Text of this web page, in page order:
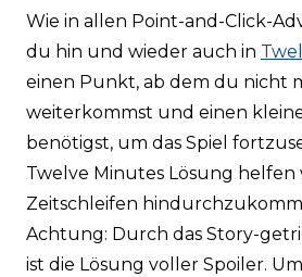
Wie in allen Point-and-Click-
du hin und wieder auch in
einen Punkt, ab dem du nicht
weiterkommst und einen
benötigst, um das Spiel
Twelve Minutes Lösung helfen
Zeitschleifen
Achtung: Durch das Story-
ist die Lösung voller Spoiler.